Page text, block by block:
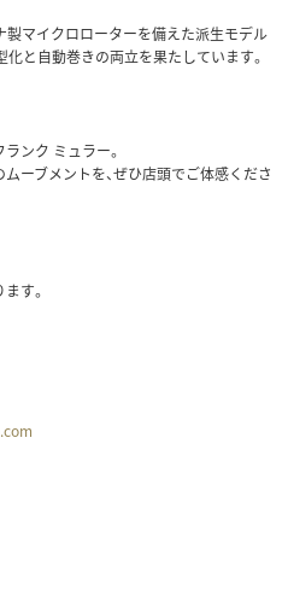
製マイクロローターを備えた派生モデル
化と自動巻きの両立を果たしています。
ンク ミュラー。
ーブメントを、ぜひ店頭でご体感くださ
す。